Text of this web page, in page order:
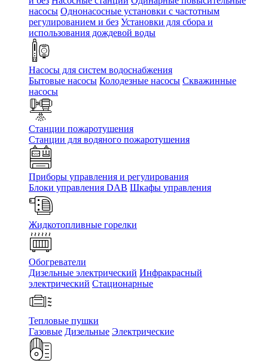
насосы Однонасосные установки с частотным
регулированием и без Установки для сбора и
использования дождевой воды
Насосы для систем водоснабжения
Бытовые насосы Колодезные насосы Скважинные
насосы
Станции пожаротушения
Станции для водяного пожаротушения
Приборы управления и регулирования
Блоки управления DAB Шкафы управления
Жидкотопливные горелки
Обогреватели
Дизельные электрический Инфракрасный
электрический Стационарные
Тепловые пушки
Газовые Дизельные Электрические